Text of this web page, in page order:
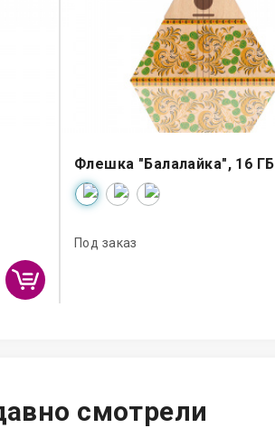
Флешка "Балалайка", 16 ГБ
Под заказ
смотрели